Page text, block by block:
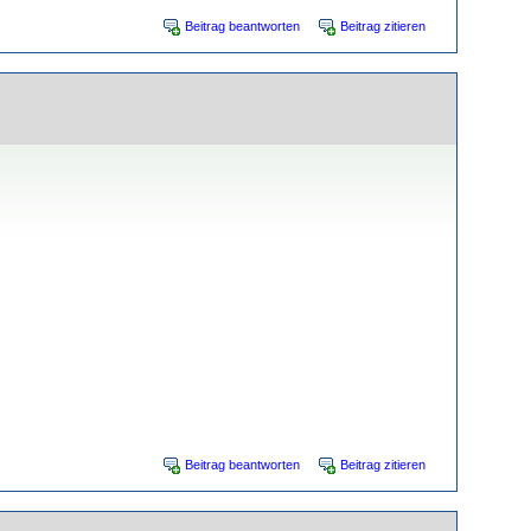
Beitrag beantworten Beitrag zitieren
Beitrag beantworten Beitrag zitieren